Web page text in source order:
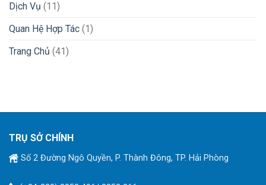
Dịch Vụ (11)
Quan Hệ Hợp Tác (1)
Trang Chủ (41)
TRỤ SỞ CHÍNH
Số 2 Đường Ngô Quyền, P. Thành Đông, TP. Hải Phòng